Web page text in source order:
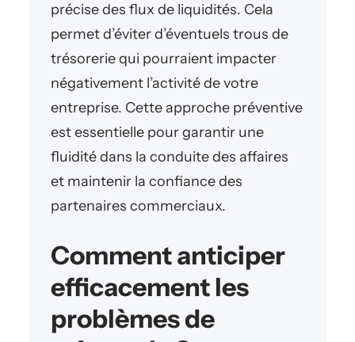
précise des flux de liquidités. Cela
permet d’éviter d’éventuels trous de
trésorerie qui pourraient impacter
négativement l’activité de votre
entreprise. Cette approche préventive
est essentielle pour garantir une
fluidité dans la conduite des affaires
et maintenir la confiance des
partenaires commerciaux.
Comment anticiper
efficacement les
problèmes de